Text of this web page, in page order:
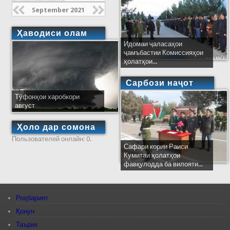
September 2021
Ҳаводиси олам
Тӯфонҳои харобкори
август
Ҳоло дар сомона
Пользователей онлайн: 0.
Идомаи ҷаласаҳои
ҷамъбастии Комиссияҳои
ҳолатҳои...
Сарбози наҷот
Сафари кории Раиси
Кумитаи ҳолатҳои
фавқулодда ба вилояти...
Роҳбарият
Қонун
Таърих